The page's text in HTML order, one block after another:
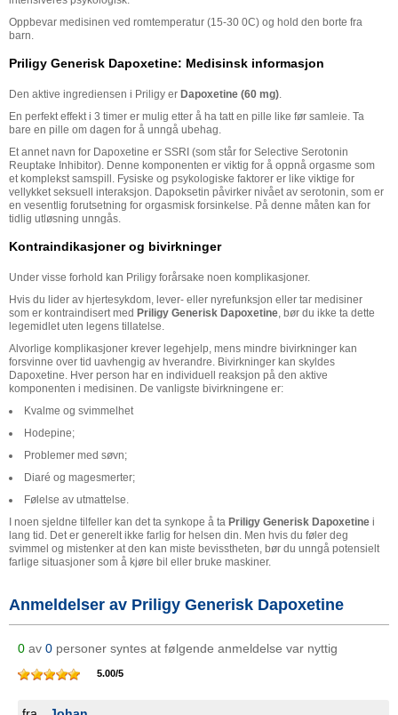
Oppbevar medisinen ved romtemperatur (15-30 0C) og hold den borte fra
barn.
Priligy Generisk Dapoxetine: Medisinsk informasjon
Den aktive ingrediensen i Priligy er Dapoxetine (60 mg)
En perfekt effekt i 3 timer er mulig etter å ha tatt en pille like før samleie. Ta
bare en pille om dagen for å unngå ubehag.
Et annet navn for Dapoxetine er SSRI (som står for Selective Serotonin
Reuptake Inhibitor). Denne komponenten er viktig for å oppnå orgasme som
et komplekst samspill. Fysiske og psykologiske faktorer er like viktige for
vellykket seksuell interaksjon. Dapoksetin påvirker nivået av serotonin, som er
en vesentlig forutsetning for orgasmisk forsinkelse. På denne måten kan for
tidlig utløsning unngås.
Kontraindikasjoner og bivirkninger
Under visse forhold kan Priligy forårsake noen komplikasjoner.
Hvis du lider av hjertesykdom, lever- eller nyrefunksjon eller tar medisiner
som er kontraindisert med Priligy Generisk Dapoxetine , bør du ikke ta dette
legemidlet uten legens tillatelse.
Alvorlige komplikasjoner krever legehjelp, mens mindre bivirkninger kan
forsvinne over tid uavhengig av hverandre. Bivirkninger kan skyldes
Dapoxetine. Hver person har en individuell reaksjon på den aktive
komponenten i medisinen. De vanligste bivirkningene er:
Kvalme og svimmelhet
Hodepine;
Problemer med søvn;
Diaré og magesmerter;
Følelse av utmattelse.
I noen sjeldne tilfeller kan det ta synkope å ta Priligy Generisk Dapoxetine i
lang tid. Det er generelt ikke farlig for helsen din. Men hvis du føler deg
svimmel og mistenker at den kan miste bevisstheten, bør du unngå potensielt
farlige situasjoner som å kjøre bil eller bruke maskiner.
Anmeldelser av Priligy Generisk Dapoxetine
0 av 0 personer syntes at følgende anmeldelse var nyttig
5.00/5